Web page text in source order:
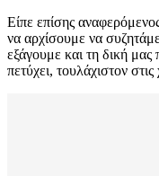
Είπε επίσης
να αρχίσουμε να
εξάγουμε και τη δική
πετύχει, τουλάχιστον